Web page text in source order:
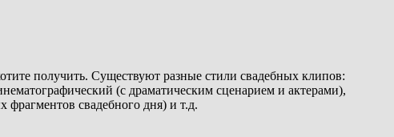
получить. Существуют разные стили свадебных клипов:
(с драматическим сценарием и актерами),
свадебного дня) и т.д.